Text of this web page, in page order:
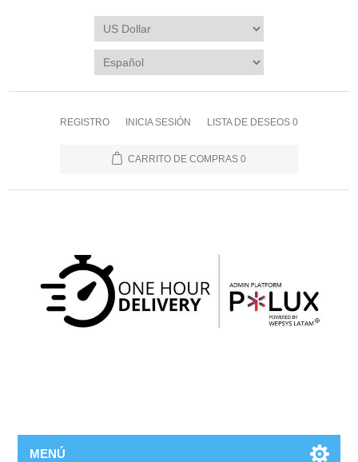
REGISTRO INICIA SESIÓN LISTA DE DESEOS 0
CARRITO DE COMPRAS 0
MENÚ